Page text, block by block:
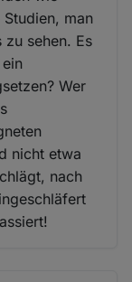
man
sehen. Es
Wer
nicht etwa
nach